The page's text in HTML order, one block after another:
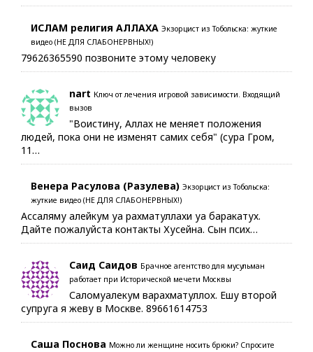
ИСЛАМ религия АЛЛАХА Экзорцист из Тобольска: жуткие
видео (НЕ ДЛЯ СЛАБОНЕРВНЫХ!)
79626365590 позвоните этому человеку
nart Ключ от лечения игровой зависимости. Входящий
вызов
"Воистину, Аллах не меняет положения
людей, пока они не изменят самих себя" (сура Гром,
11…
Венера Расулова (Разулева) Экзорцист из Тобольска:
жуткие видео (НЕ ДЛЯ СЛАБОНЕРВНЫХ!)
Ассаляму алейкум уа рахматуллахи уа баракатух.
Дайте пожалуйста контакты Хусейна. Сын псих…
Саид Саидов Брачное агентство для мусульман
работает при Исторической мечети Москвы
Саломуалекум варахматуллох. Ешу второй
супруга я жеву в Москве. 89661614753
Саша Поснова Можно ли женщине носить брюки? Спросите